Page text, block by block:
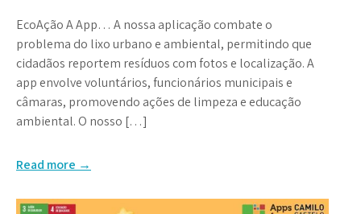
EcoAção A App… A nossa aplicação combate o
problema do lixo urbano e ambiental, permitindo que
cidadãos reportem resíduos com fotos e localização. A
app envolve voluntários, funcionários municipais e
câmaras, promovendo ações de limpeza e educação
ambiental. O nosso […]
Read more →